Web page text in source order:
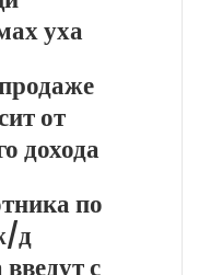
уха
от
дохода
по
д
с